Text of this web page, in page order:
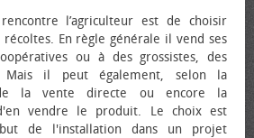
l’agriculteur est de choisir
En règle générale il vend ses
ou à des grossistes, des
Mais il peut également, selon la
la vente directe ou encore la
vendre le produit. Le choix est
de l'installation dans un projet